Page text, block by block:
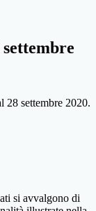
28 settembre 2020.
si avvalgono di